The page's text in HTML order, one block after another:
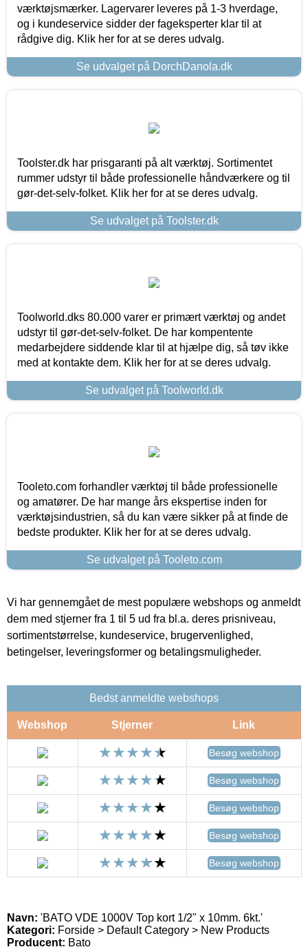
værktøjsmærker. Lagervarer leveres på 1-3 hverdage,
og i kundeservice sidder der fageksperter klar til at
rådgive dig. Klik her for at se deres udvalg.
Se udvalget på DorchDanola.dk
Toolster.dk har prisgaranti på alt værktøj. Sortimentet
rummer udstyr til både professionelle håndværkere og til
gør-det-selv-folket. Klik her for at se deres udvalg.
Se udvalget på Toolster.dk
Toolworld.dks 80.000 varer er primært værktøj og andet
udstyr til gør-det-selv-folket. De har kompentente
medarbejdere siddende klar til at hjælpe dig, så tøv ikke
med at kontakte dem. Klik her for at se deres udvalg.
Se udvalget på Toolworld.dk
Tooleto.com forhandler værktøj til både professionelle
og amatører. De har mange års ekspertise inden for
værktøjsindustrien, så du kan være sikker på at finde de
bedste produkter. Klik her for at se deres udvalg.
Se udvalget på Tooleto.com
Vi har gennemgået de mest populære webshops og anmeldt
dem med stjerner fra 1 til 5 ud fra bl.a. deres prisniveau,
sortimentstørrelse, kundeservice, brugervenlighed,
betingelser, leveringsformer og betalingsmuligheder.
Bedst anmeldte webshops
Webshop Stjerner Link
Besøg webshop
Besøg webshop
Besøg webshop
Besøg webshop
Besøg webshop
Navn: 'BATO VDE 1000V Top kort 1/2" x 10mm. 6kt.'
Kategori: Forside > Default Category > New Products
Producent: Bato